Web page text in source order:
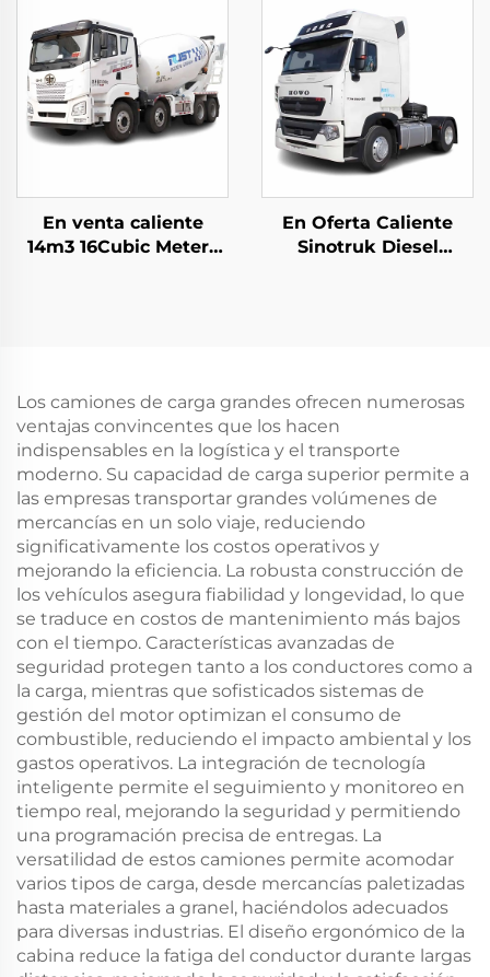
Existencia para la
Venta
En venta caliente
14m3 16Cubic Meters
En Oferta Caliente
Sinotruk Diesel
Los camiones de carga grandes ofrecen numerosas
ventajas convincentes que los hacen
indispensables en la logística y el transporte
moderno. Su capacidad de carga superior permite a
las empresas transportar grandes volúmenes de
mercancías en un solo viaje, reduciendo
significativamente los costos operativos y
mejorando la eficiencia. La robusta construcción de
los vehículos asegura fiabilidad y longevidad, lo que
se traduce en costos de mantenimiento más bajos
con el tiempo. Características avanzadas de
seguridad protegen tanto a los conductores como a
la carga, mientras que sofisticados sistemas de
gestión del motor optimizan el consumo de
combustible, reduciendo el impacto ambiental y los
gastos operativos. La integración de tecnología
inteligente permite el seguimiento y monitoreo en
tiempo real, mejorando la seguridad y permitiendo
una programación precisa de entregas. La
versatilidad de estos camiones permite acomodar
varios tipos de carga, desde mercancías paletizadas
hasta materiales a granel, haciéndolos adecuados
para diversas industrias. El diseño ergonómico de la
cabina reduce la fatiga del conductor durante largas